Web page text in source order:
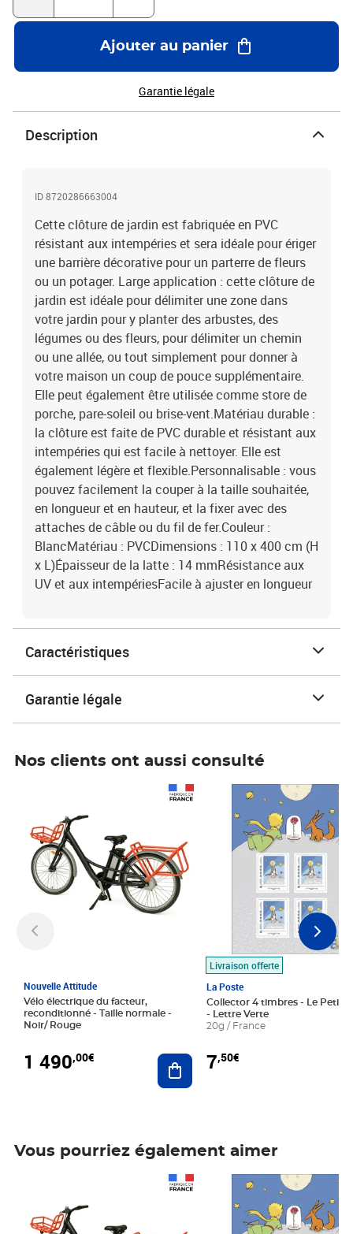
intempériesFacile à ajuster en longueur
Ajouter au panier
Garantie légale
Description
ID 8720286663004
Cette clôture de jardin est fabriquée en PVC
résistant aux intempéries et sera idéale pour ériger
une barrière décorative pour un parterre de fleurs
ou un potager. Large application : cette clôture de
jardin est idéale pour délimiter une zone dans
votre jardin pour y planter des arbustes, des
légumes ou des fleurs, pour délimiter un chemin
ou une allée, ou tout simplement pour donner à
votre maison un coup de pouce supplémentaire.
Elle peut également être utilisée comme store de
porche, pare-soleil ou brise-vent.Matériau durable :
la clôture est faite de PVC durable et résistant aux
intempéries qui est facile à nettoyer. Elle est
également légère et flexible.Personnalisable : vous
pouvez facilement la couper à la taille souhaitée,
en longueur et en hauteur, et la fixer avec des
attaches de câble ou du fil de fer.Couleur :
BlancMatériau : PVCDimensions : 110 x 400 cm (H
x L)Épaisseur de la latte : 14 mmRésistance aux
UV et aux intempériesFacile à ajuster en longueur
Caractéristiques
Garantie légale
Nos clients ont aussi consulté
Nouvelle Attitude
Vélo électrique du facteur,
reconditionné - Taille normale -
Noir/ Rouge
1 490,00€ Ajouter au panier
Livraison offerte
La Poste
Collector 4 timbres - Le Petit
- Lettre Verte
20g / France
7,50€
Prix 7,50€
Vous pourriez également aimer
Prix 7,50€